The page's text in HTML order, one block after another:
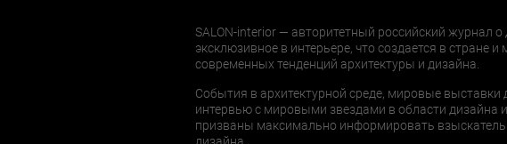
SALON-interior — авторитетный российский журнал о
эксклюзивное в интерьере, что создается в стране
современных тенденций архитектуры и дизайна.
События в архитектурной среде, мировые выставки
интервью с мировыми звездами в области дизайна
призваны максимально информировать
дизайна.